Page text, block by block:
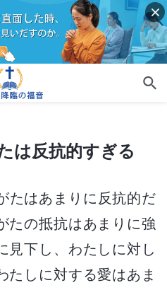
は反抗的すぎる
たはあまりに反抗的だ
たの抵抗はあまりに強
見下し、わたしに対し
たしに対する愛はあま